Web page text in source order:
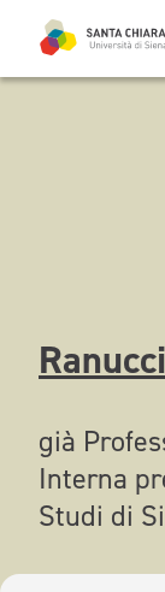
già
Interna
Studi di